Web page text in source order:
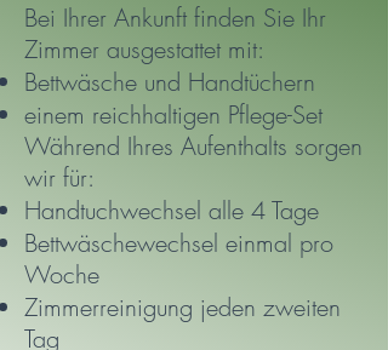
Bei Ihrer Ankunft finden Sie Ihr
Zimmer ausgestattet mit:
Bettwäsche und Handtüchern
einem reichhaltigen Pflege-Set
Während Ihres Aufenthalts sorgen
wir für:
Handtuchwechsel alle 4 Tage
Bettwäschewechsel einmal pro
Woche
Zimmerreinigung jeden zweiten
Tag